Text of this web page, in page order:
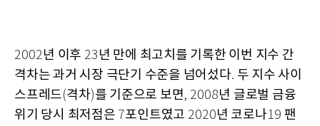
2002년 이후 23년 만에 최고치를 기록한 이번 지수 간
격차는 과거 시장 극단기 수준을 넘어섰다. 두 지수 사이
스프레드(격차)를 기준으로 보면, 2008년 글로벌 금융
위기 당시 최저점은 7포인트였고 2020년 코로나19 팬